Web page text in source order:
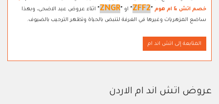
خصم اتش & ام هوم "
ZFF2
" او "
ZNGR
" اثناء عروض عيد الاضحى، وبهذا
ساضع المزهريات وغيرها في الغرفة لتنبض بالحياة وتظهر الترحيب بالضيوف.
المتابعة إلى اتش اند ام
عروض اتش اند ام الاردن